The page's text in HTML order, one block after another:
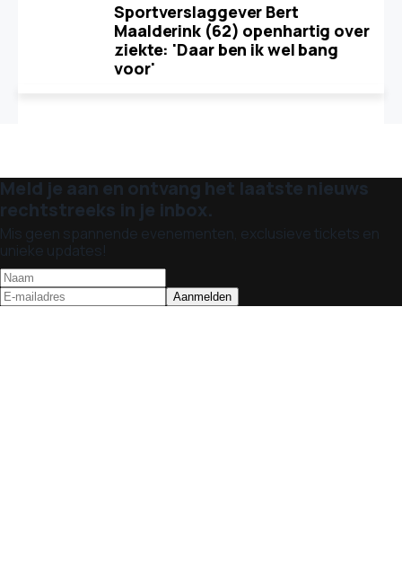
Sportverslaggever Bert
Maalderink (62) openhartig over
ziekte: 'Daar ben ik wel bang
voor'
Meld je aan en ontvang het laatste nieuws
rechtstreeks in je inbox.
Mis geen spannende evenementen, exclusieve tickets en
unieke updates!